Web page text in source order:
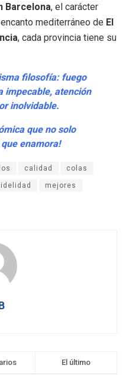
Barcelona, el carácter
mediterráneo de El
, cada provincia tiene su
filosofía: fuego
impecable, atención
inolvidable.
que no solo
enamora!
calidad colas
mejores
El último